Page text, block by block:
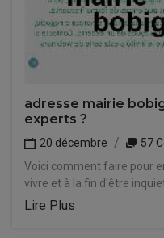
adresse mairie
experts ?
20 décembre
57
Voici comment faire pour
vivre et à la fin d'être
Lire Plus